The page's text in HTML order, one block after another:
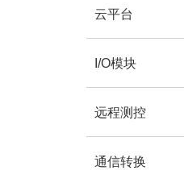
云平台
I/O模块
远程测控
通信转换